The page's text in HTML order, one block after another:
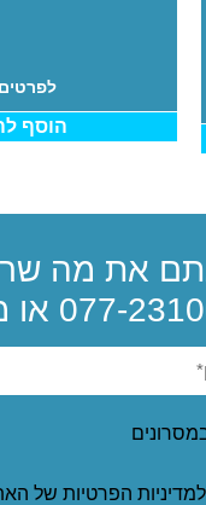
הוסף
את מה
077- או
מדיניות הפרטיות של